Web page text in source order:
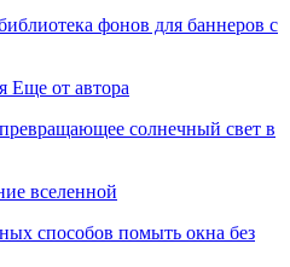
фонов для баннеров с
Еще от автора
солнечный свет в
вселенной
способов помыть окна без